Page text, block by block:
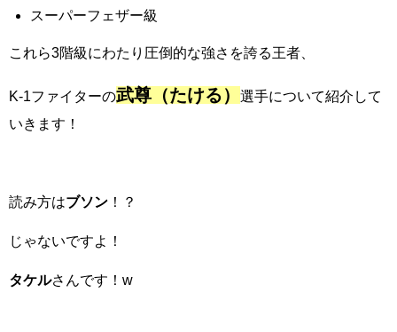
スーパーフェザー級
これら3階級にわたり圧倒的な強さを誇る王者、
K-1ファイターの武尊（たける ）
選手について紹介して
いきます！
読み方はブソン ！？
じゃないですよ！
タケルさんです！w